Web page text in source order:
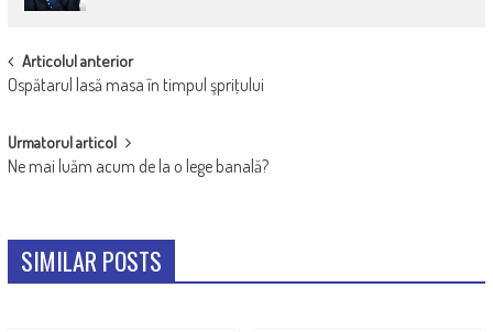
POST
NAVIGATION
Articolul anterior
Ospătarul lasă masa în timpul şpriţului
Urmatorul articol
Ne mai luăm acum de la o lege banală?
SIMILAR POSTS